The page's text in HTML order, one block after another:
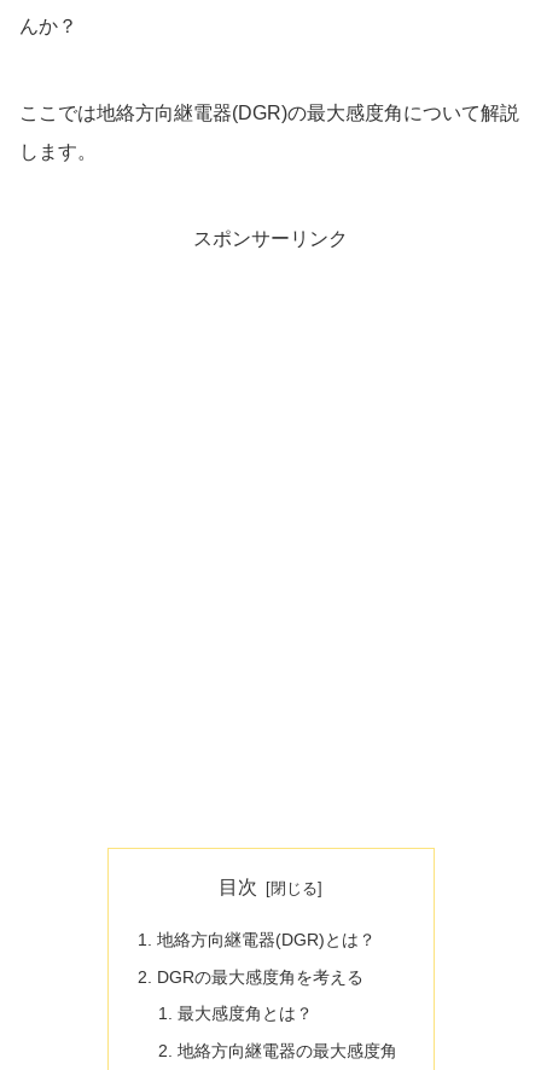
んか？
ここでは地絡方向継電器(DGR)の最大感度角について解説
します。
スポンサーリンク
目次
地絡方向継電器(DGR)とは？
DGRの最大感度角を考える
最大感度角とは？
地絡方向継電器の最大感度角